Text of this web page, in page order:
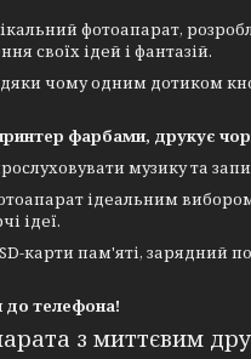
фотоапарат,
своїх ідей і фантазій.
чому одним дотиком
фарбами, друкує
музику та
ідеальним
ідеї.
карти пам'яті, зарядний
до телефона!
з миттєвим